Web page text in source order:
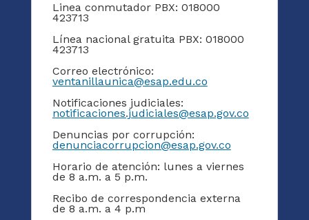
Linea conmutador PBX: 018000
423713
Línea nacional gratuita PBX: 018000
423713
Correo electrónico:
ventanillaunica@esap.edu.co
Notificaciones judiciales:
notificaciones.judiciales@esap.gov.co
Denuncias por corrupción:
denunciacorrupcion@esap.gov.co
Horario de atención: lunes a viernes
de 8 a.m. a 5 p.m.
Recibo de correspondencia externa
de 8 a.m. a 4 p.m